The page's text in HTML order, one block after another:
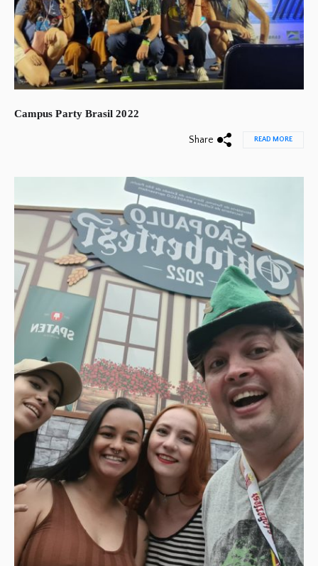
Campus Party Brasil 2022
Share READ MORE